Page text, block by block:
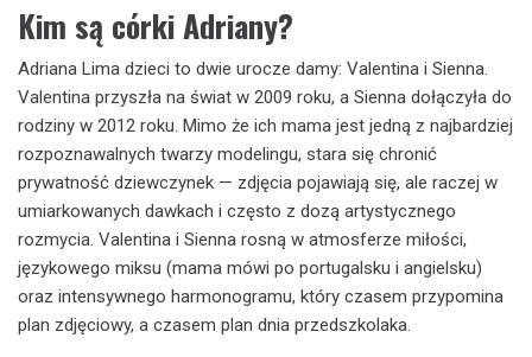
Kim są córki Adriany?
Adriana Lima dzieci to dwie urocze damy: Valentina i Sienna.
Valentina przyszła na świat w 2009 roku, a Sienna dołączyła do
rodziny w 2012 roku. Mimo że ich mama jest jedną z najbardziej
rozpoznawalnych twarzy modelingu, stara się chronić
prywatność dziewczynek — zdjęcia pojawiają się, ale raczej w
umiarkowanych dawkach i często z dozą artystycznego
rozmycia. Valentina i Sienna rosną w atmosferze miłości,
językowego miksu (mama mówi po portugalsku i angielsku)
oraz intensywnego harmonogramu, który czasem przypomina
plan zdjęciowy, a czasem plan dnia przedszkolaka.